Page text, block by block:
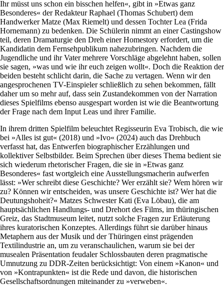
Ihr müsst uns schon ein bisschen helfen«, gibt in »Etwas ganz
Besonderes« der Redakteur Raphael (­Thomas Schubert) dem
Handwerker Matze (Max Riemelt) und dessen Tochter Lea (Frida
Hornemann) zu bedenken. Die Schülerin nimmt an einer Castingshow
teil, deren Dramaturgie den Dreh einer Homestory erfordert, um die
Kandidatin dem Fernseh­publikum nahezubringen. Nachdem die
Jugendliche und ihr Vater mehrere Vorschläge abgelehnt haben, sollen
sie sagen, »was und wie ihr euch zeigen wollt«. Doch die Reaktion der
beiden besteht schlicht darin, die Sache zu vertagen. Wenn wir den
angesprochenen TV-Einspieler schließlich zu sehen bekommen, fällt
daher um so mehr auf, dass sein Zustandekommen von der Narration
dieses Spielfilms ebenso ausgespart worden ist wie die Beantwortung
der Frage nach dem Input Leas und ihrer Familie.
In ihrem dritten Spielfilm beleuchtet Regisseurin Eva Trobisch, die wie
bei »Alles ist gut« (2018) und »Ivo« (2024) auch das Drehbuch
verfasst hat, das Entwerfen biographischer Erzählungen und
kollektiver Selbstbilder. Beim Sprechen über dieses Thema bedient sie
sich wiederum rhetorischer Fragen, die sie in »Etwas ganz
Besonderes« fast wortgleich eine Ausstellungsmacherin aufwerfen
lässt: »Wer schreibt diese Geschichte? Wer erzählt sie? Wem hören wir
zu? Können wir entscheiden, was unsere Geschichte ist? Wer hat die
Deutungshoheit?« Matzes Schwester Kati (Eva Löbau), die am
hauptsächlichen Handlungs- und Drehort des Films, im thüringischen
Greiz, das Stadtmuseum leitet, nutzt solche Fragen zur Erläuterung
ihres kuratorischen Konzeptes. Allerdings führt sie darüber hinaus
Metaphern aus der Musik und der Thüringen einst prägenden
Textilindustrie an, um zu veranschaulichen, warum sie bei der
musealen Präsentation feudaler Schlossbauten deren pragmatische
Umnutzung zu DDR-Zeiten berücksichtigt: Von einem »Kanon« und
von »Kontrapunkten« ist die Rede und davon, die historischen
Gesellschaftsordnungen miteinander zu »verweben«.